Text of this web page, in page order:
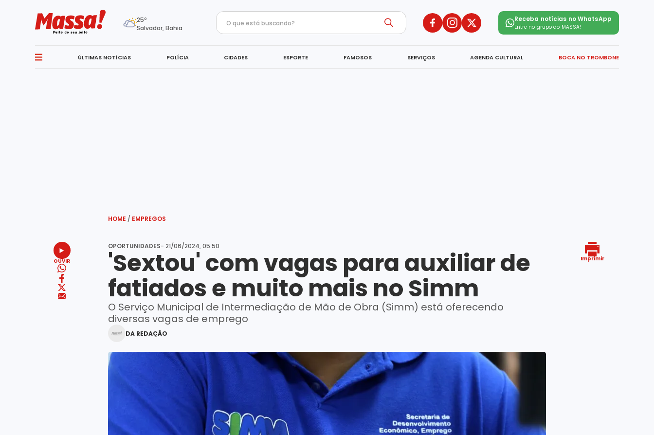
25º
Salvador, Bahia
Receba notícias no WhatsApp
Entre no grupo do MASSA!
ÚLTIMAS NOTÍCIAS POLÍCIA CIDADES ESPORTE FAMOSOS SERVIÇOS AGENDA CULTURAL BOCA NO TROMBONE
HOME / EMPREGOS
OUVIR
OPORTUNIDADES- 21/06/2024, 05:50
'Sextou' com vagas para auxiliar de
fatiados e muito mais no Simm
O Serviço Municipal de Intermediação de Mão de Obra (Simm) está oferecendo
diversas vagas de emprego
DA REDAÇÃO
Imprimir